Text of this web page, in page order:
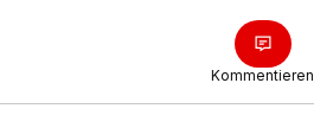
Kommentieren